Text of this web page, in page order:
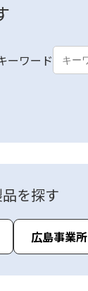
ーワード
を探す
広島事業所